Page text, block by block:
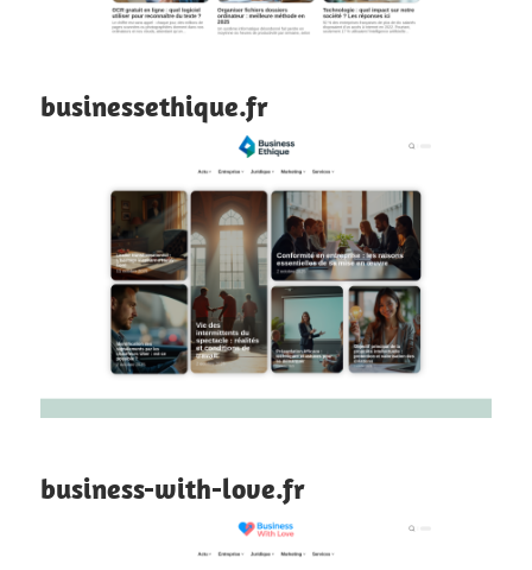
businessethique.fr
business-with-love.fr